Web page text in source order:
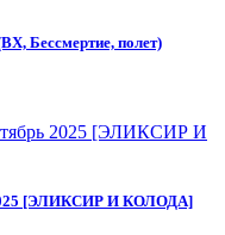
Бессмертие, полет)
[ЭЛИКСИР И КОЛОДА]